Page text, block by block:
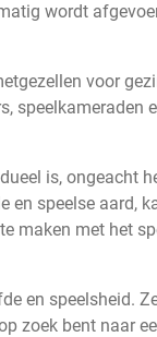
wordt
voor
speelkameraden
is, ongeacht
speelse aard,
maken met het
en speelsheid.
zoek bent naar